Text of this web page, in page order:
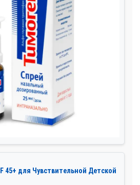
45+ для Чувствительной Детской